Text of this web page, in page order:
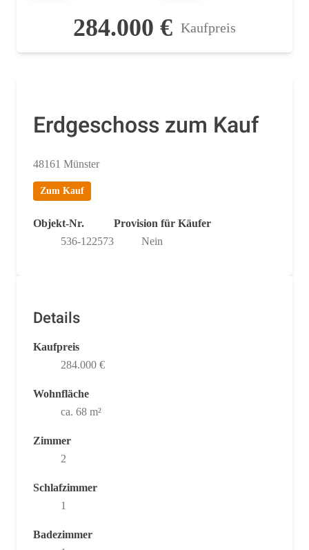
284.000 € Kaufpreis
Erdgeschoss zum Kauf
48161 Münster
Zum Kauf
Objekt-Nr.
536-122573
Provision für Käufer
Nein
Details
Kaufpreis
284.000 €
Wohnfläche
ca. 68 m²
Zimmer
2
Schlafzimmer
1
Badezimmer